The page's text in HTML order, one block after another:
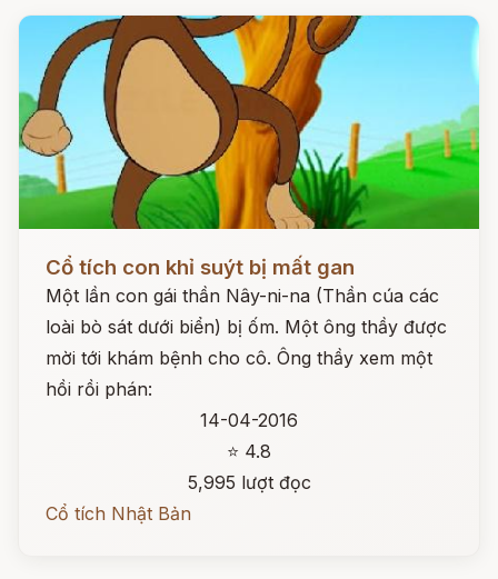
Đọc ngay
Cổ tích con khỉ suýt bị mất gan
Một lần con gái thần Nây-ni-na (Thần cúa các
loài bò sát dưới biển) bị ốm. Một ông thầy được
mời tới khám bệnh cho cô. Ông thầy xem một
hồi rồi phán:
14-04-2016
⭐ 4.8
5,995 lượt đọc
Cổ tích Nhật Bản